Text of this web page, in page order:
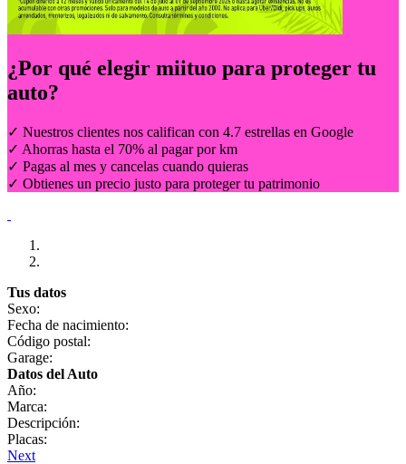
¿Por qué elegir miituo para proteger tu
auto?
✓ Nuestros clientes nos califican con 4.7 estrellas en Google
✓ Ahorras hasta el 70% al pagar por km
✓ Pagas al mes y cancelas cuando quieras
✓ Obtienes un precio justo para proteger tu patrimonio
Tus datos
Sexo:
Fecha de nacimiento:
Código postal:
Garage:
Datos del Auto
Año:
Marca:
Descripción:
Placas:
Next